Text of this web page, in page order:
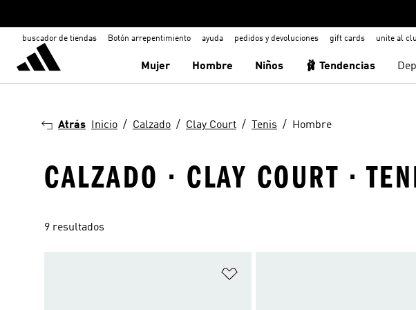
buscador de tiendas Botón arrepentimiento ayuda pedidos y devoluciones gift cards unite al
Mujer Hombre Niños 🩰 Tendencias
Atrás Inicio Calzado Clay Court Tenis Hombre
CALZADO · CLAY COURT ·
9 resultados